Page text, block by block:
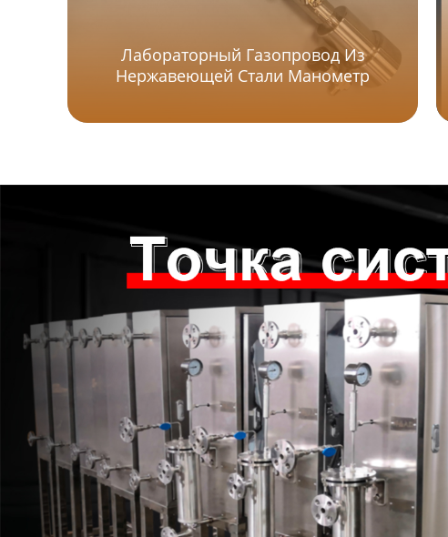
Лабораторный Газопровод Из
Нержавеющей Стали Манометр